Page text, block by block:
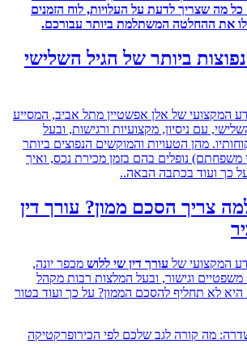
לדעת על העלויות, לוח הזמנים
ההחלטה המשתלמת ביותר עבורכם.
ביותר של הגיל השלישי
של אלן אפשטיין מתל אביב, המסייע
עם ניסיון, מקצועיות ורגישות, ובעל
הטעויות והמוקשים הנפוצים ביותר
נופלים בהם בזמן מכירת נכס, ואיך
בכתבה הבאה..
הסכם ממון? עורך דין
שלעורך דין שי ללושמכפר יונה,
וגישור, ובעל המלצות רבות מקהל
תחליף להסכם הממון? על כך ועוד בטור
קורה לגב שלכם לפי הכירופרקטיקה